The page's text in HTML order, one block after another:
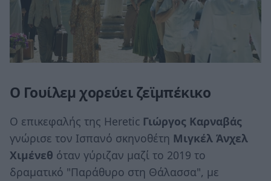
Ο Γουίλεμ χορεύει ζεϊμπέκικο
Ο επικεφαλής της Heretic Γιώργος Καρναβάς
γνώρισε τον Ισπανό σκηνοθέτη Μιγκέλ Άνχελ
Χιμένεθ όταν γύριζαν μαζί το 2019 το
δραματικό "Παράθυρο στη Θάλασσα", με